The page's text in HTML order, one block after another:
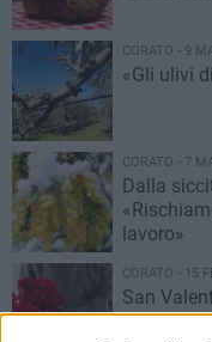
CORATO - 9
«Gli ulivi
CORATO - 7
Dalla
lavoro»
CORATO - 15
San
regalato